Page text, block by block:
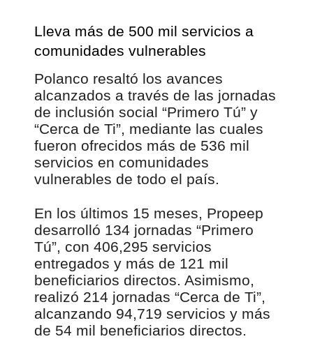
Lleva más de 500 mil servicios a
comunidades vulnerables
Polanco resaltó los avances
alcanzados a través de las jornadas
de inclusión social “Primero Tú” y
“Cerca de Ti”, mediante las cuales
fueron ofrecidos más de 536 mil
servicios en comunidades
vulnerables de todo el país.
En los últimos 15 meses, Propeep
desarrolló 134 jornadas “Primero
Tú”, con 406,295 servicios
entregados y más de 121 mil
beneficiarios directos. Asimismo,
realizó 214 jornadas “Cerca de Ti”,
alcanzando 94,719 servicios y más
de 54 mil beneficiarios directos.